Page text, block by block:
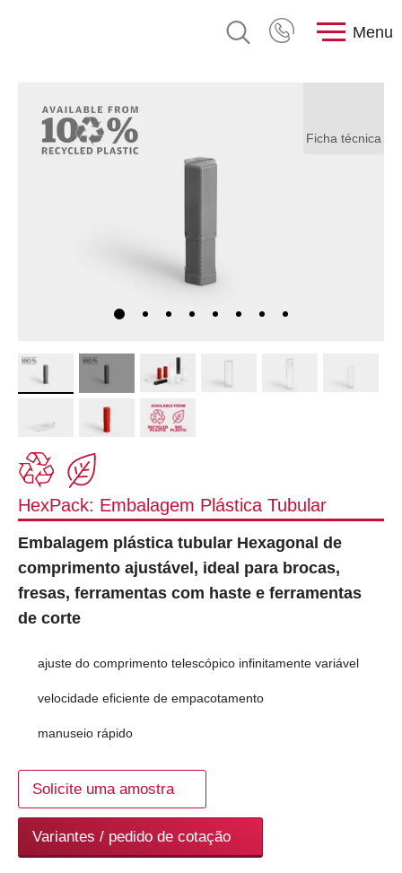
Menu
Ficha técnica
HexPack: Embalagem Plástica Tubular
Embalagem plástica tubular Hexagonal de
comprimento ajustável, ideal para brocas,
fresas, ferramentas com haste e ferramentas
de corte
ajuste do comprimento telescópico infinitamente variável
velocidade eficiente de empacotamento
manuseio rápido
Solicite uma amostra
Variantes / pedido de cotação